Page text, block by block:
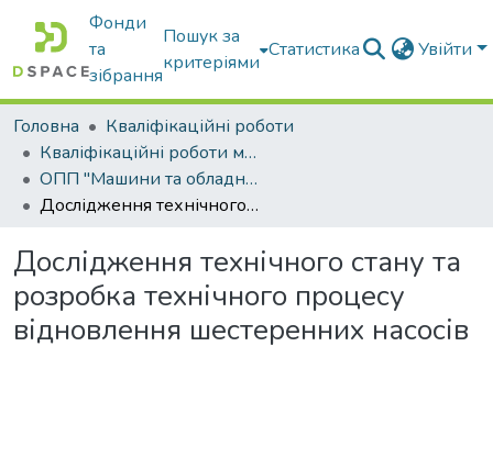
Фонди
та
зібрання
Пошук за
критеріями
Статистика Увійти
Головна
Кваліфікаційні роботи
Кваліфікаційні роботи магістрів
ОПП "Машини та обладнання сільськогосподарського виробництва"
Дослідження технічного стану та розробка технічного процесу відновлення шестеренних насосів
Дослідження технічного стану та
розробка технічного процесу
відновлення шестеренних насосів